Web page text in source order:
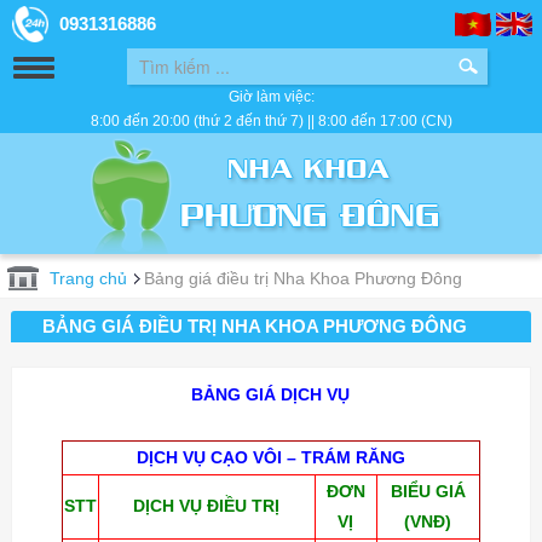
0931316886
Giờ làm việc:
8:00 đến 20:00 (thứ 2 đến thứ 7) || 8:00 đến 17:00 (CN)
Trang chủ Bảng giá điều trị Nha Khoa Phương Đông
BẢNG GIÁ ĐIỀU TRỊ NHA KHOA PHƯƠNG ĐÔNG
BẢNG GIÁ DỊCH VỤ
DỊCH VỤ CẠO VÔI – TRÁM RĂNG
STT DỊCH VỤ ĐIỀU TRỊ
ĐƠN
VỊ
BIỂU GIÁ
(VNĐ)